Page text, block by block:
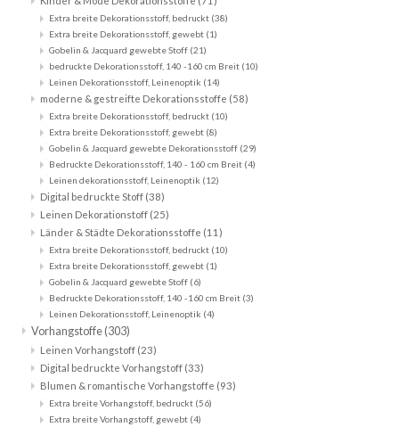
Extra breite Dekorationsstoff, bedruckt (38)
Extra breite Dekorationsstoff, gewebt (1)
Gobelin & Jacquard gewebte Stoff (21)
bedruckte Dekorationsstoff, 140 -160 cm Breit (10)
Leinen Dekorationsstoff, Leinenoptik (14)
moderne & gestreifte Dekorationsstoffe (58)
Extra breite Dekorationsstoff, bedruckt (10)
Extra breite Dekorationsstoff, gewebt (8)
Gobelin & Jacquard gewebte Dekorationsstoff (29)
Bedruckte Dekorationsstoff, 140 - 160 cm Breit (4)
Leinen dekorationsstoff, Leinenoptik (12)
Digital bedruckte Stoff (38)
Leinen Dekorationstoff (25)
Länder & Städte Dekorationsstoffe (11)
Extra breite Dekorationsstoff, bedruckt (10)
Extra breite Dekorationsstoff, gewebt (1)
Gobelin & Jacquard gewebte Stoff (6)
Bedruckte Dekorationsstoff, 140 -160 cm Breit (3)
Leinen Dekorationsstoff, Leinenoptik (4)
Vorhangstoffe(303)
Leinen Vorhangstoff (23)
Digital bedruckte Vorhangstoff (33)
Blumen & romantische Vorhangstoffe (93)
Extra breite Vorhangstoff, bedruckt (56)
Extra breite Vorhangstoff, gewebt (4)